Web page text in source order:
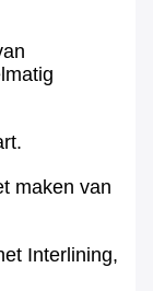
maken van
Interlining,